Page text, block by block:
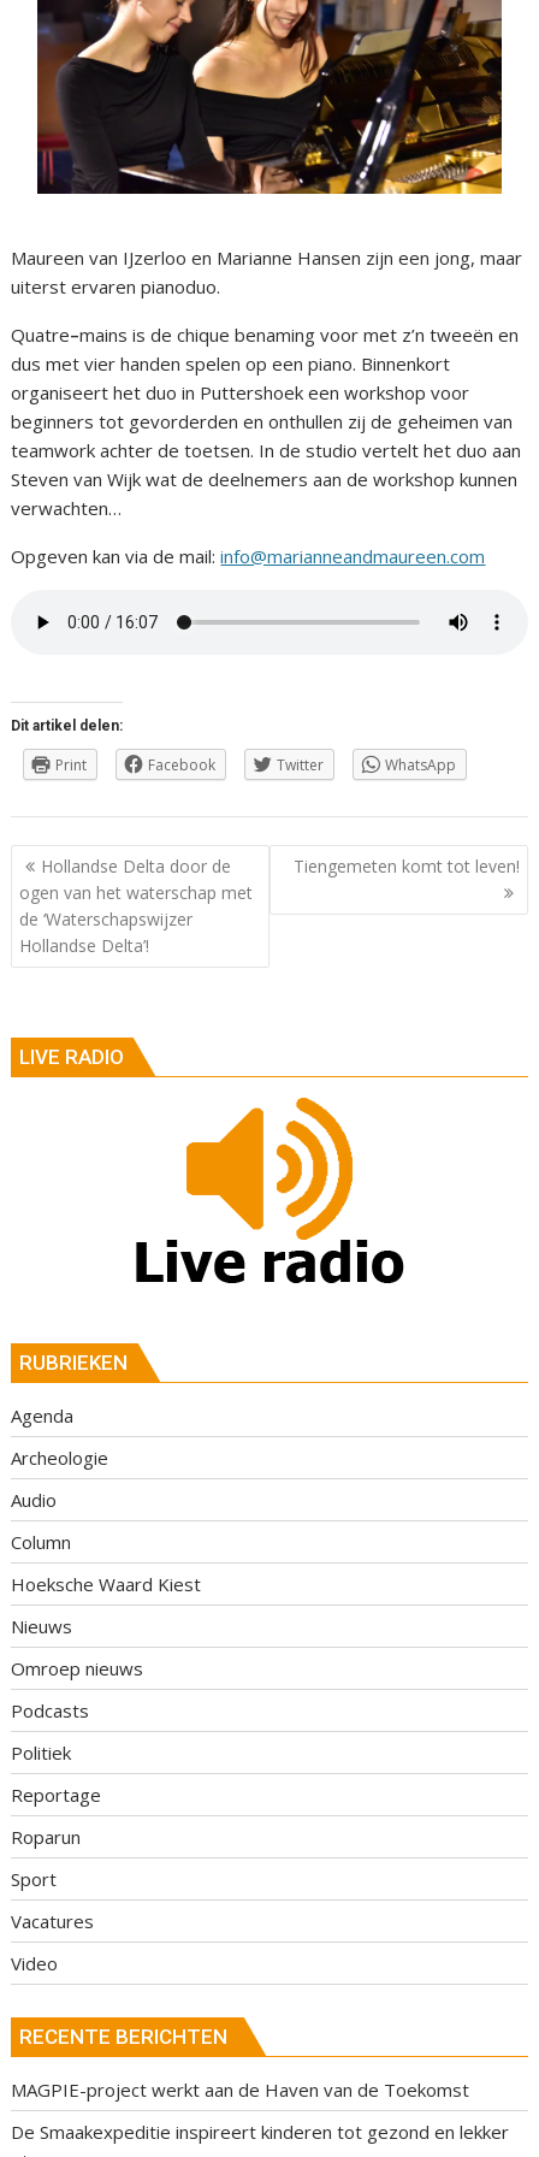
Maureen van IJzerloo en Marianne Hansen zijn een jong, maar
uiterst ervaren pianoduo.
Quatre–mains is de chique benaming voor met z’n tweeën en
dus met vier handen spelen op een piano. Binnenkort
organiseert het duo in Puttershoek een workshop voor
beginners tot gevorderden en onthullen zij de geheimen van
teamwork achter de toetsen. In de studio vertelt het duo aan
Steven van Wijk wat de deelnemers aan de workshop kunnen
verwachten…
Opgeven kan via de mail:info@marianneandmaureen.com
Dit artikel delen:
Print Facebook Twitter WhatsApp
Berichtnavigatie
Hollandse Delta door de
ogen van het waterschap met
de ‘Waterschapswijzer
Hollandse Delta’!
Tiengemeten komt tot leven!
LIVE RADIO
RUBRIEKEN
Agenda
Archeologie
Audio
Column
Hoeksche Waard Kiest
Nieuws
Omroep nieuws
Podcasts
Politiek
Reportage
Roparun
Sport
Vacatures
Video
RECENTE BERICHTEN
MAGPIE-project werkt aan de Haven van de Toekomst
De Smaakexpeditie inspireert kinderen tot gezond en lekker